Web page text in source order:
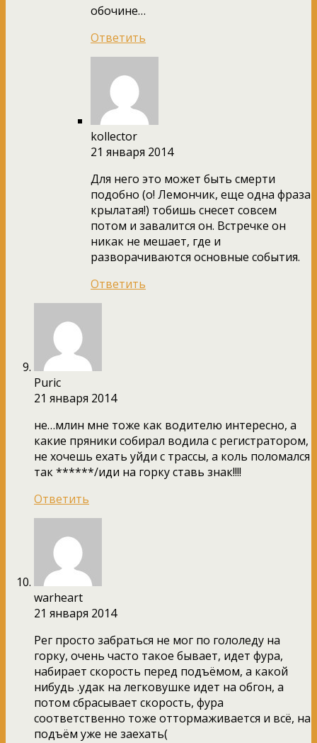
обочине…
Ответить
kollector
21 января 2014
Для него это может быть смерти
подобно (о! Лемончик, еще одна фраза
крылатая!) тобишь снесет совсем
потом и завалится он. Встречке он
никак не мешает, где и
разворачиваются основные события.
Ответить
Puric
21 января 2014
не…млин мне тоже как водителю интересно, а
какие пряники собирал водила с регистратором,
не хочешь ехать уйди с трассы, а коль поломался
так ******/иди на горку ставь знак!!!!
Ответить
warheart
21 января 2014
Рег просто забраться не мог по гололеду на
горку, очень часто такое бывает, идет фура,
набирает скорость перед подъёмом, а какой
нибудь .удак на легковушке идет на обгон, а
потом сбрасывает скорость, фура
соответственно тоже оттормаживается и всё, на
подъём уже не заехать(